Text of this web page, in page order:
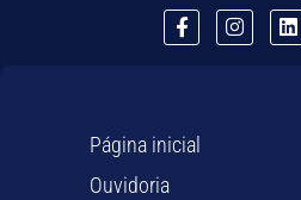
Página inicial
Ouvidoria